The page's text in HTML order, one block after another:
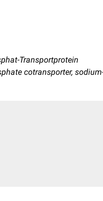
Transportprotein
cotransporter,